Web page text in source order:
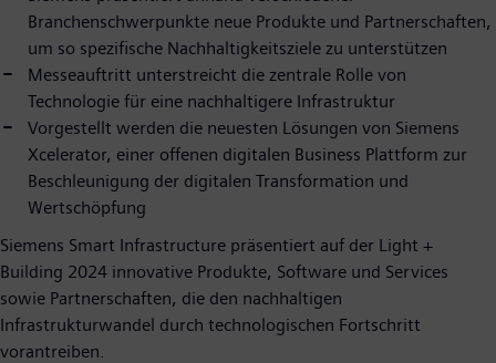
Branchenschwerpunkte neue Produkte und Partnerschaften,
um so spezifische Nachhaltigkeitsziele zu unterstützen
Messeauftritt unterstreicht die zentrale Rolle von
Technologie für eine nachhaltigere Infrastruktur
Vorgestellt werden die neuesten Lösungen von Siemens
Xcelerator, einer offenen digitalen Business Plattform zur
Beschleunigung der digitalen Transformation und
Wertschöpfung
Siemens Smart Infrastructure präsentiert auf der Light +
Building 2024 innovative Produkte, Software und Services
sowie Partnerschaften, die den nachhaltigen
Infrastrukturwandel durch technologischen Fortschritt
vorantreiben.